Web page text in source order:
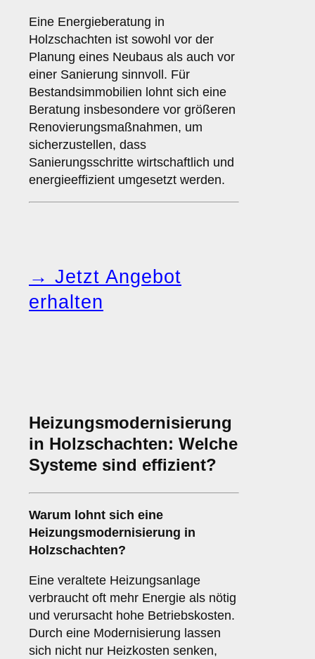
Eine Energieberatung in
Holzschachten ist sowohl vor der
Planung eines Neubaus als auch vor
einer Sanierung sinnvoll. Für
Bestandsimmobilien lohnt sich eine
Beratung insbesondere vor größeren
Renovierungsmaßnahmen, um
sicherzustellen, dass
Sanierungsschritte wirtschaftlich und
energieeffizient umgesetzt werden.
→ Jetzt Angebot
erhalten
Heizungsmodernisierung
in Holzschachten: Welche
Systeme sind effizient?
Warum lohnt sich eine
Heizungsmodernisierung in
Holzschachten?
Eine veraltete Heizungsanlage
verbraucht oft mehr Energie als nötig
und verursacht hohe Betriebskosten.
Durch eine Modernisierung lassen
sich nicht nur Heizkosten senken,